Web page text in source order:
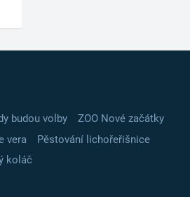
budou volby
ZOO Nové začátky
vera
Pěstování lichořeřišnice
koláč